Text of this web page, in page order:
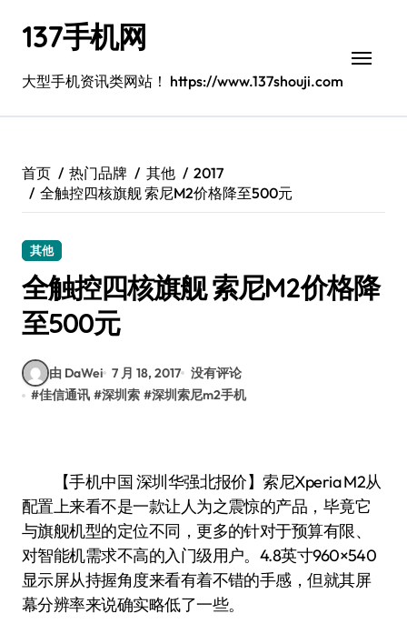
137手机网
大型手机资讯类网站！ https://www.137shouji.com
首页 热门品牌 其他
2017
全触控四核旗舰 索尼M2价格降至500元
其他
全触控四核旗舰 索尼M2价格降
至500元
由 DaWei 7 月 18, 2017 没有评论
#佳信通讯 #深圳索 #深圳索尼m2手机
【手机中国 深圳华强北报价】索尼Xperia M2从
配置上来看不是一款让人为之震惊的产品，毕竟它
与旗舰机型的定位不同，更多的针对于预算有限、
对智能机需求不高的入门级用户。4.8英寸960×540
显示屏从持握角度来看有着不错的手感，但就其屏
幕分辨率来说确实略低了一些。